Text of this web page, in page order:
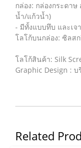
กล่อง: กล่องกระดาษ
น้ำ/แก้วน้ำ)
- มีทั้งแบบทึบ และเจ
โลโก้บนกล่อง: ซิลส
โลโก้สินค้า: Silk
Graphic Design :
Related